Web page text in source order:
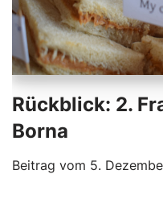
Rückblick: 2.
Borna
Beitrag vom 5.